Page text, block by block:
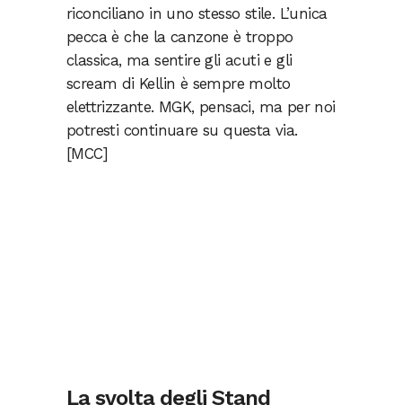
riconciliano in uno stesso stile. L’unica
pecca è che la canzone è troppo
classica, ma sentire gli acuti e gli
scream di Kellin è sempre molto
elettrizzante. MGK, pensaci, ma per noi
potresti continuare su questa via.
[MCC]
La svolta degli Stand